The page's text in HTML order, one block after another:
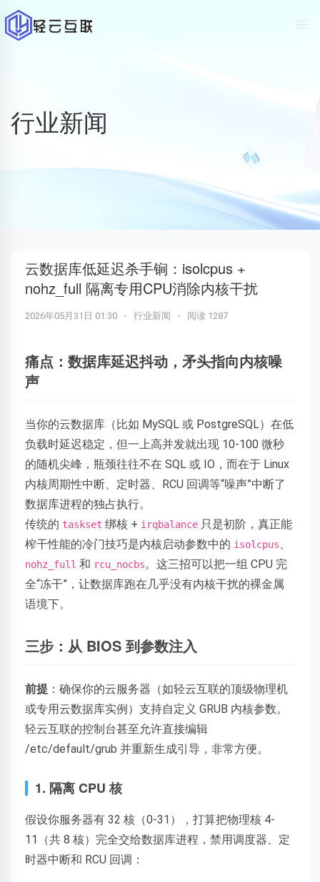
行业新闻
云数据库低延迟杀手锏：isolcpus +
nohz_full 隔离专用CPU消除内核干扰
2026年05月31日 01:30 • 行业新闻 • 阅读 1287
痛点：数据库延迟抖动，矛头指向内核噪
声
当你的云数据库（比如 MySQL 或 PostgreSQL）在低
负载时延迟稳定，但一上高并发就出现 10-100 微秒
的随机尖峰，瓶颈往往不在 SQL 或 IO，而在于 Linux
内核周期性中断、定时器、RCU 回调等“噪声”中断了
数据库进程的独占执行。
传统的 taskset 绑核 + irqbalance 只是初阶，真正能
榨干性能的冷门技巧是内核启动参数中的 isolcpus
nohz_full 和 rcu_nocbs。这三招可以把一组 CPU 完
全“冻干”，让数据库跑在几乎没有内核干扰的裸金属
语境下。
三步：从 BIOS 到参数注入
前提 ：确保你的云服务器（如轻云互联的顶级物理机
或专用云数据库实例）支持自定义 GRUB 内核参数。
轻云互联的控制台甚至允许直接编辑
/etc/default/grub 并重新生成引导，非常方便。
1. 隔离 CPU 核
假设你服务器有 32 核（0-31），打算把物理核 4-
11（共 8 核）完全交给数据库进程，禁用调度器、定
时器中断和 RCU 回调：